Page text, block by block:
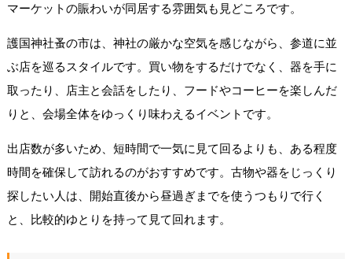
マーケットの賑わいが同居する雰囲気も見どころです。
護国神社蚤の市は、神社の厳かな空気を感じながら、参道に並
ぶ店を巡るスタイルです。買い物をするだけでなく、器を手に
取ったり、店主と会話をしたり、フードやコーヒーを楽しんだ
りと、会場全体をゆっくり味わえるイベントです。
出店数が多いため、短時間で一気に見て回るよりも、ある程度
時間を確保して訪れるのがおすすめです。古物や器をじっくり
探したい人は、開始直後から昼過ぎまでを使うつもりで行く
と、比較的ゆとりを持って見て回れます。